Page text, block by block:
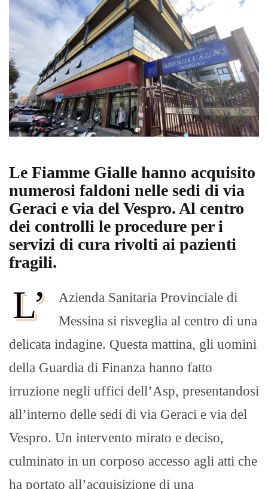
Le Fiamme Gialle hanno acquisito
numerosi faldoni nelle sedi di via
Geraci e via del Vespro. Al centro
dei controlli le procedure per i
servizi di cura rivolti ai pazienti
fragili.
L’
Azienda Sanitaria Provinciale di
Messina si risveglia al centro di una
delicata indagine. Questa mattina, gli uomini
della Guardia di Finanza hanno fatto
irruzione negli uffici dell’Asp, presentandosi
all’interno delle sedi di via Geraci e via del
Vespro. Un intervento mirato e deciso,
culminato in un corposo accesso agli atti che
ha portato all’acquisizione di una